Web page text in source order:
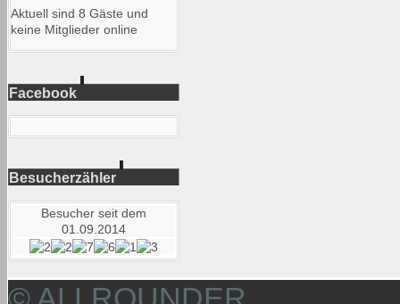
Aktuell sind 8 Gäste und
keine Mitglieder online
Facebook
Besucherzähler
Besucher seit dem
01.09.2014